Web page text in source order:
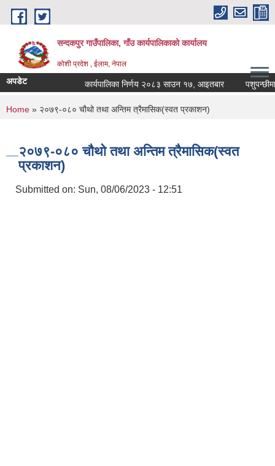
Skip to main content
सन्दकपुर गाउँपालिका, गाँउ कार्यपालिकाको कार्यालय
कोशी प्रदेश , ईलाम, नेपाल
अपडेट कार्यपालिका निर्णय २०८३ साउन १७, आइतबार पशुपन्छीमा
You are here
Home » २०७९-०८० चौथो तथा अन्तिम त्रैमासिक(स्वत प्रकाशन)
२०७९-०८० चौथो तथा अन्तिम त्रैमासिक(स्वत
प्रकाशन)
Submitted on: Sun, 08/06/2023 - 12:51